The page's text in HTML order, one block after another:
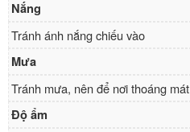
Nắng
Tránh ánh nắng chiếu vào
Mưa
Tránh mưa, nên để nơi thoáng mát
Độ ẩm